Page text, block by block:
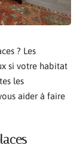
? Les
si votre habitat
les
aider à faire